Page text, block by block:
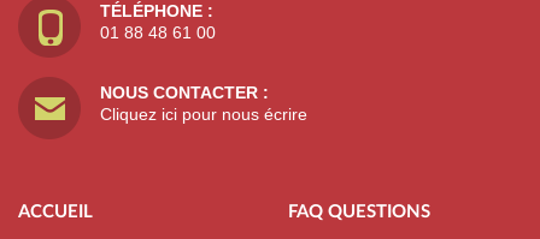
TÉLÉPHONE :
01 88 48 61 00
NOUS CONTACTER :
Cliquez ici pour nous écrire
ACCUEIL FAQ QUESTIONS